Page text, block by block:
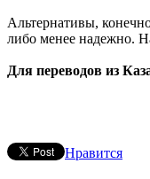
Альтернативы,
либо менее надежно.
Для переводов из
Нравится